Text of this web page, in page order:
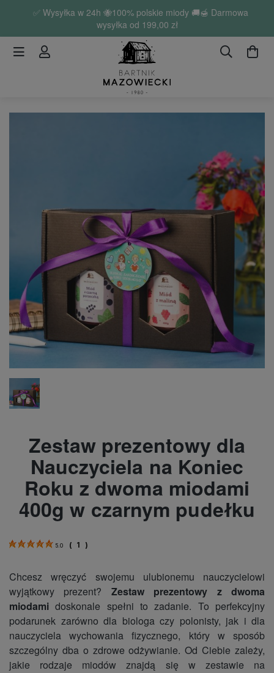
✅ Wysyłka w 24h 🐝100% polskie miody 🚚🍯 Darmowa
wysyłka od 199,00 zł
Zestaw prezentowy dla
Nauczyciela na Koniec
Roku z dwoma miodami
400g w czarnym pudełku
5.0 ( 1 )
Chcesz wręczyć swojemu ulubionemu nauczycielowi
wyjątkowy prezent? Zestaw prezentowy z dwoma
miodami doskonale spełni to zadanie. To perfekcyjny
podarunek zarówno dla biologa czy polonisty, jak i dla
nauczyciela wychowania fizycznego, który w sposób
szczególny dba o zdrowe odżywianie. Od Ciebie zależy,
jakie rodzaje miodów znajdą się w zestawie na